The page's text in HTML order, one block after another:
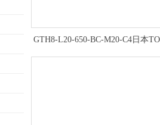
GTH8-L20-650-BC-M20-C4日本